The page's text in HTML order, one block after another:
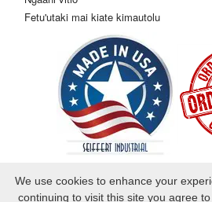
Fetu'utaki mai kiate kimautolu
©2026 Seiffert Industrial. Ma'u 'a e
We use cookies to enhance your
continuing to visit this site you agree